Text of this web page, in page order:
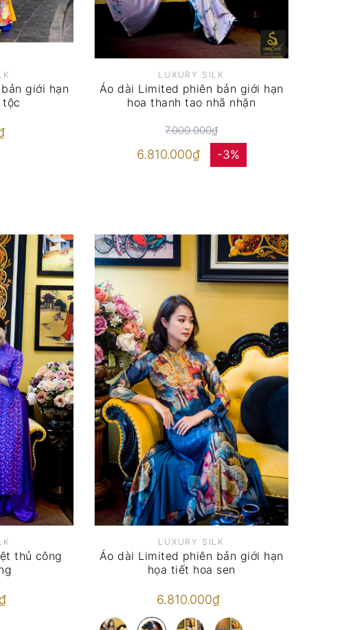
giới hạn
tộc
LUXURY SILK
Áo dài Limited phiên bản giới hạn
hoa thanh tao nhã nhặn
7.000.000₫
6.810.000₫ -3%
thủ công
LUXURY SILK
Áo dài Limited phiên bản giới hạn
họa tiết hoa sen
6.810.000₫